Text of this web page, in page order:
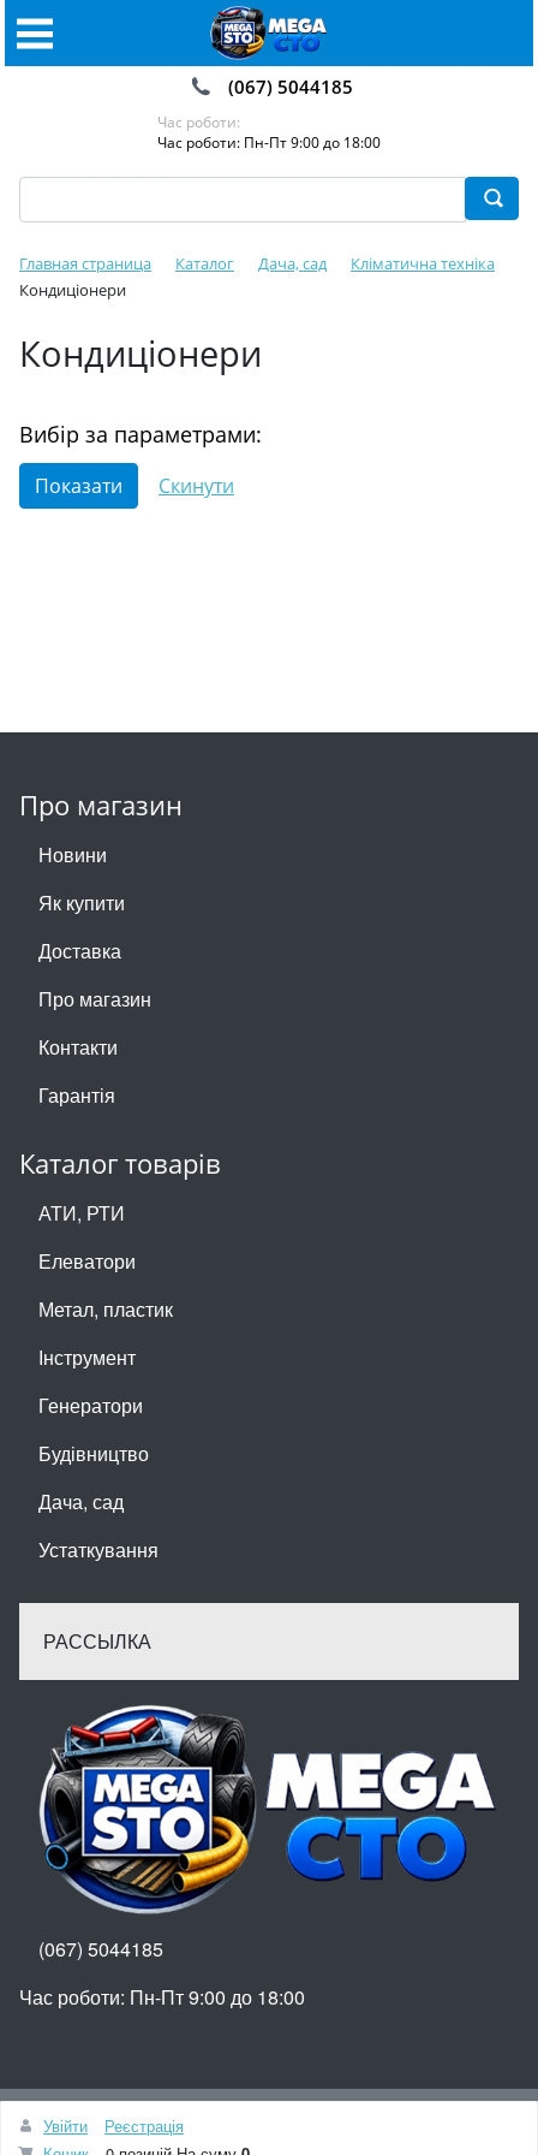
(067) 5044185
Час роботи:
Час роботи: Пн-Пт 9:00 до 18:00
Главная страница Каталог Дача, сад
Кліматична техніка
Кондиціонери
Кондиціонери
Вибір за параметрами:
Про магазин
Новини
Як купити
Доставка
Про магазин
Контакти
Гарантія
Каталог товарів
АТИ, РТИ
Елеватори
Метал, пластик
Інструмент
Генератори
Будівництво
Дача, сад
Устаткування
РАССЫЛКА
(067) 5044185
Час роботи: Пн-Пт 9:00 до 18:00
ВгоруУвійти
Реєстрація